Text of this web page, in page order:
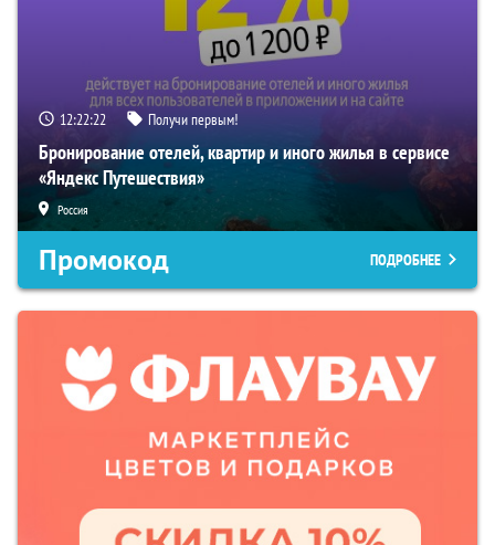
12:22:21 Получи первым!
Бронирование отелей, квартир и иного жилья в сервисе
«Яндекс Путешествия»
Россия
Промокод ПОДРОБНЕЕ